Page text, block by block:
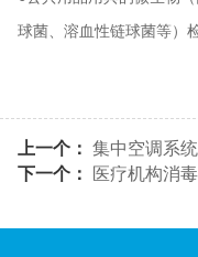
球菌、溶血性链球菌等）
上一个： 集中空调系
下一个： 医疗机构消